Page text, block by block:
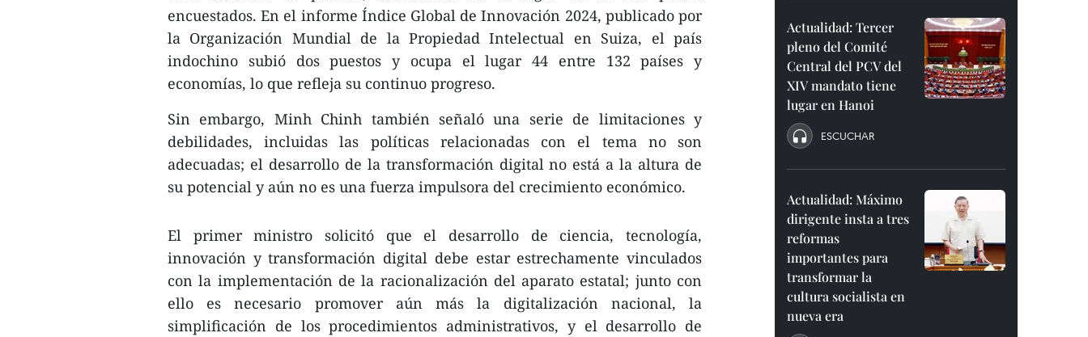
encuestados. En el informe Índice Global de Innovación 2024, publicado por
la Organización Mundial de la Propiedad Intelectual en Suiza, el país
indochino subió dos puestos y ocupa el lugar 44 entre 132 países y
economías, lo que refleja su continuo progreso.
Sin embargo, Minh Chinh también señaló una serie de limitaciones y
debilidades, incluidas las políticas relacionadas con el tema no son
adecuadas; el desarrollo de la transformación digital no está a la altura de
su potencial y aún no es una fuerza impulsora del crecimiento económico.
El primer ministro solicitó que el desarrollo de ciencia, tecnología,
innovación y transformación digital debe estar estrechamente vinculados
con la implementación de la racionalización del aparato estatal; junto con
ello es necesario promover aún más la digitalización nacional, la
simplificación de los procedimientos administrativos, y el desarrollo de
Actualidad: Tercer
pleno del Comité
Central del PCV del
XIV mandato tiene
lugar en Hanoi
ESCUCHAR
Actualidad: Máximo
dirigente insta a tres
reformas
importantes para
transformar la
cultura socialista en
nueva era